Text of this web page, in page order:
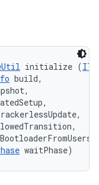
initialize (
build,
waitPhase)